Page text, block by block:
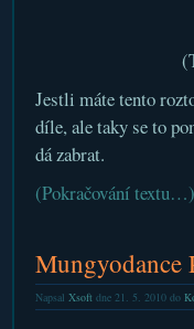
Jestli máte tento
díle, ale taky se to
dá zabrat.
(Pokračování textu…)
Mungyodance
Napsal Xsoftdne 21. 5. 2010 do